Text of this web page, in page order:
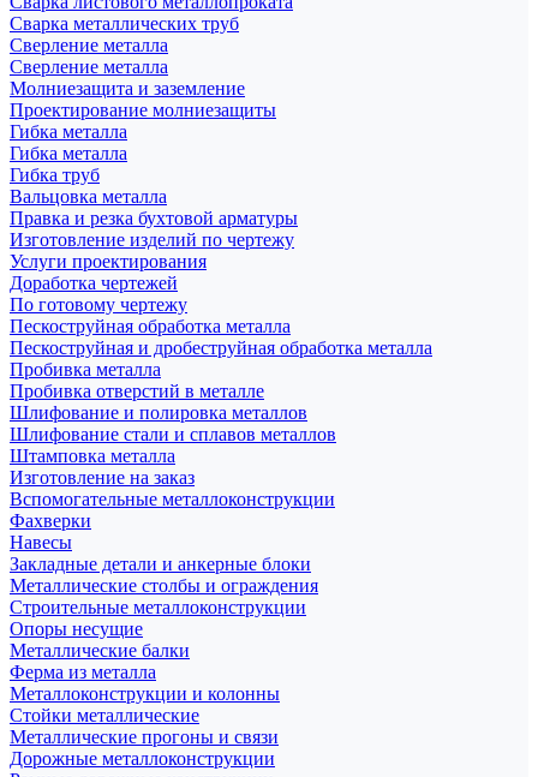
Сварка металлических труб
Сверление металла
Сверление металла
Молниезащита и заземление
Проектирование молниезащиты
Гибка металла
Гибка металла
Гибка труб
Вальцовка металла
Правка и резка бухтовой арматуры
Изготовление изделий по чертежу
Услуги проектирования
Доработка чертежей
По готовому чертежу
Пескоструйная обработка металла
Пескоструйная и дробеструйная обработка металла
Пробивка металла
Пробивка отверстий в металле
Шлифование и полировка металлов
Шлифование стали и сплавов металлов
Штамповка металла
Изготовление на заказ
Вспомогательные металлоконструкции
Фахверки
Навесы
Закладные детали и анкерные блоки
Металлические столбы и ограждения
Строительные металлоконструкции
Опоры несущие
Металлические балки
Ферма из металла
Металлоконструкции и колонны
Стойки металлические
Металлические прогоны и связи
Дорожные металлоконструкции